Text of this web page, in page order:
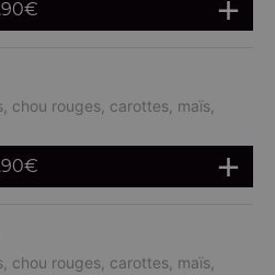
€
chou rouges, carottes, maïs,
€
chou rouges, carottes, maïs,